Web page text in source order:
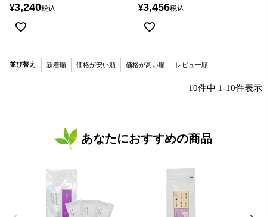
¥3,240税込 ¥3,456税込
並び替え 新着順 価格が安い順 価格が高い順 レビュー順
10件中 1-10件表示
あなたにおすすめの商品